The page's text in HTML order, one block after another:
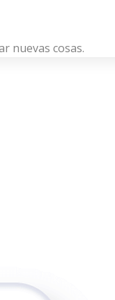
nuevas cosas.